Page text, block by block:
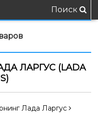
Поиск
ЛАРГУС (LADA
Лада Ларгус